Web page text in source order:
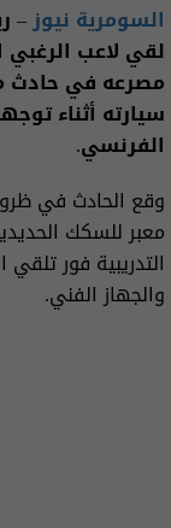
السومرية نيوز–
مصرعه في حادث
سيارته أثناء
الفرنسي.
وقع الحادث في
معبر للسكك
التدريبية فور
والجهاز الفني.